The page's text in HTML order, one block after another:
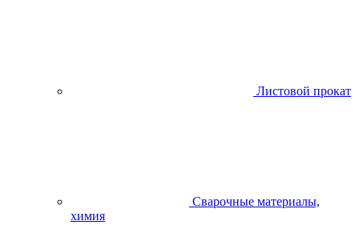
Листовой прокат
Сварочные материалы,
химия